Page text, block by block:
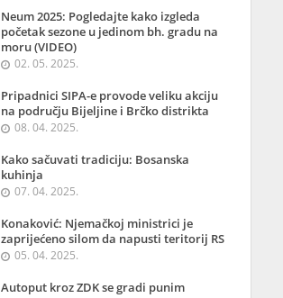
Neum 2025: Pogledajte kako izgleda
početak sezone u jedinom bh. gradu na
moru (VIDEO)
02. 05. 2025.
Pripadnici SIPA-e provode veliku akciju
na području Bijeljine i Brčko distrikta
08. 04. 2025.
Kako sačuvati tradiciju: Bosanska
kuhinja
07. 04. 2025.
Konaković: Njemačkoj ministrici je
zaprijećeno silom da napusti teritorij RS
05. 04. 2025.
Autoput kroz ZDK se gradi punim